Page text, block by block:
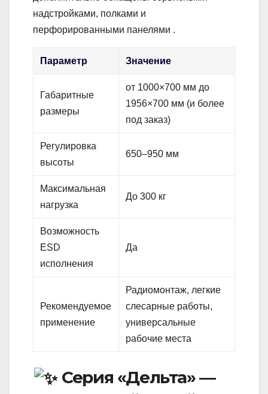
надстройками, полками и
перфорированными панелями .
Параметр Значение
Габаритные
размеры
от 1000×700 мм до
1956×700 мм (и более
под заказ)
Регулировка
высоты
650–950 мм
Максимальная
нагрузка
До 300 кг
Возможность
ESD
исполнения
Да
Рекомендуемое
применение
Радиомонтаж, легкие
слесарные работы,
универсальные
рабочие места
Серия «Дельта» —